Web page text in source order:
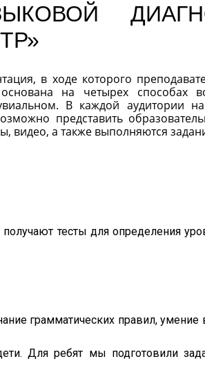
в ходе которого
на четырех способах
В каждой аудитории
представить
видео, а также выполняются
тесты для определения
грамматических правил, умение
Для ребят мы подготовили